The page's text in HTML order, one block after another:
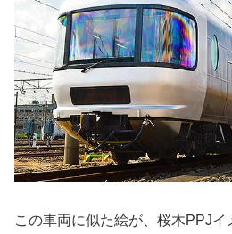
この車両に似た絵が、桜木PPJ